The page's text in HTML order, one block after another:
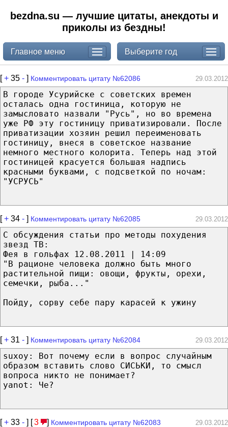
bezdna.su — лучшие цитаты, анекдоты и
приколы из бездны!
Главное меню Выберите год
[+ 35 - ] Комментировать цитату №62086 29.03.2012
В городе Усурийске с советских времен
осталась одна гостиница, которую не
замысловато назвали "Русь", но во времена
уже РФ эту гостиницу приватизировали. После
приватизации хозяин решил переименовать
гостиницу, внеся в советское название
немного местного колорита. Теперь над этой
гостиницей красуется большая надпись
красными буквами, с подсветкой по ночам:
"УСРУСЬ"
[+ 34 - ] Комментировать цитату №62085 29.03.2012
С обсуждения статьи про методы похудения
звезд ТВ:
Фея в гольфах 12.08.2011 | 14:09
"В рационе человека должно быть много
растительной пищи: овощи, фрукты, орехи,
семечки, рыба..."
Пойду, сорву себе пару карасей к ужину
[+ 31 - ] Комментировать цитату №62084 29.03.2012
suxoy: Вот почему если в вопрос случайным
образом вставить слово СИСЬКИ, то смысл
вопроса никто не понимает?
yanot: Че?
[+ 33 - ] [3 ] Комментировать цитату №62083 29.03.2012